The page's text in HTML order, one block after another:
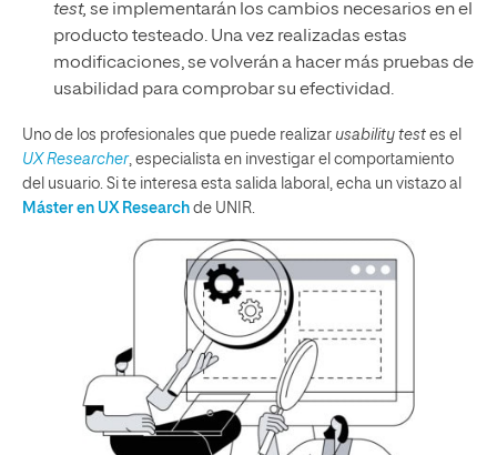
test, se implementarán los cambios necesarios en el
producto testeado. Una vez realizadas estas
modificaciones, se volverán a hacer más pruebas de
usabilidad para comprobar su efectividad.
Uno de los profesionales que puede realizar usability test es el
UX Researcher, especialista en investigar el comportamiento
del usuario. Si te interesa esta salida laboral, echa un vistazo al
Máster en UX Research de UNIR.